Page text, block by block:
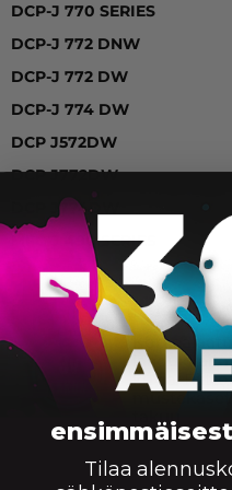
DCP-J 770 SERIES
DCP-J 772 DNW
DCP-J 772 DW
DCP-J 774 DW
DCP J572DW
DCP J772DW
DCP J774DW
MFC-J 490 SERIES
kuvia.
takuu
Tilaa